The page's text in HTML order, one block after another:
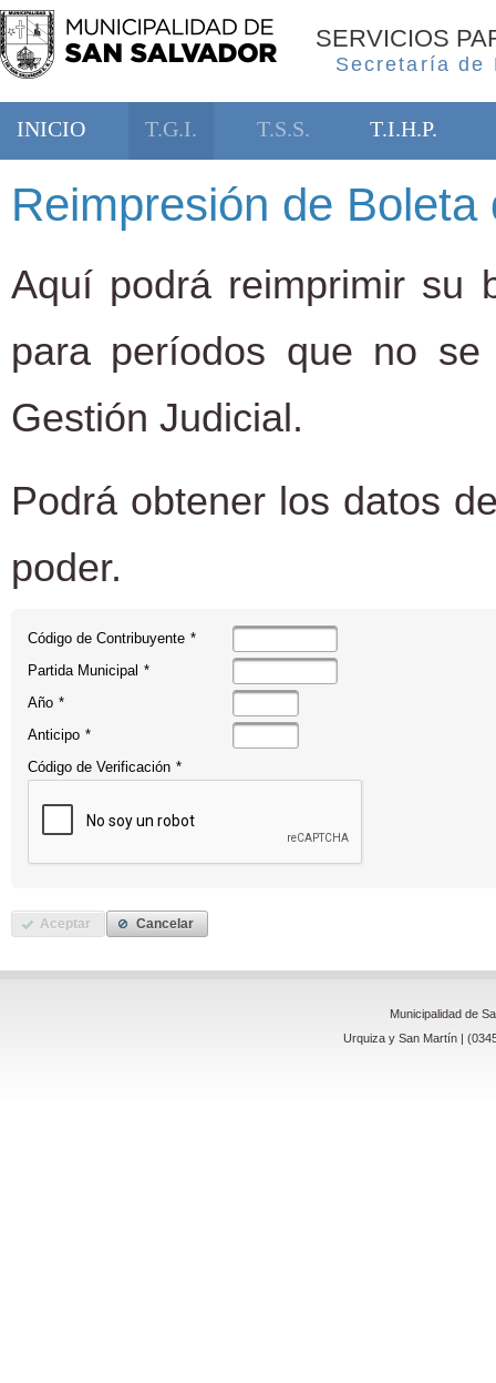
SERVICIOS
Secretaría de
INICIO T.G.I. T.S.S. T.I.H.P.
Reimpresión de
Aquí podrá reimprimir su
para períodos que no
Gestión Judicial.
Podrá obtener los datos
poder.
Código de Contribuyente *
Partida Municipal *
Año *
Anticipo *
Código de Verificación *
Aceptar Cancelar
Municipalidad de
Urquiza y San Martín |